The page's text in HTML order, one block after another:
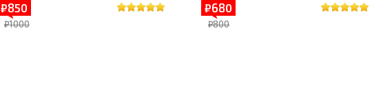
₽850
₽1000
₽680
₽800